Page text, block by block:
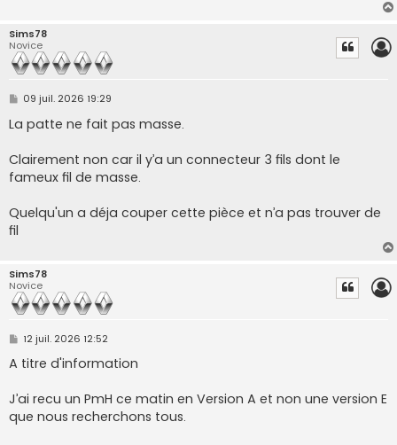
Sims78
Novice
M
s
s
g
e
09 juil. 2026 19:29
La patte ne fait pas masse.
Clairement non car il y’a un connecteur 3 fils dont le
fameux fil de masse.
Quelqu'un a déja couper cette pièce et n’a pas trouver de
fil
Sims78
Novice
M
s
s
g
e
12 juil. 2026 12:52
A titre d'information
J’ai recu un PmH ce matin en Version A et non une version E
que nous recherchons tous.